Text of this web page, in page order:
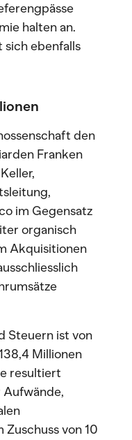
halten an.
sich ebenfalls
den
Franken
im Gegensatz
organisch
Akquisitionen
Steuern ist von
Millionen
resultiert
von 10